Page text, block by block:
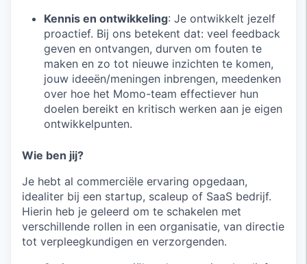
Kennis en ontwikkeling: Je ontwikkelt jezelf
proactief. Bij ons betekent dat: veel feedback
geven en ontvangen, durven om fouten te
maken en zo tot nieuwe inzichten te komen,
jouw ideeën/meningen inbrengen, meedenken
over hoe het Momo-team effectiever hun
doelen bereikt en kritisch werken aan je eigen
ontwikkelpunten.
Wie ben jij?
Je hebt al commerciële ervaring opgedaan,
idealiter bij een startup, scaleup of SaaS bedrijf.
Hierin heb je geleerd om te schakelen met
verschillende rollen in een organisatie, van directie
tot verpleegkundigen en verzorgenden.